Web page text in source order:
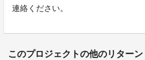
連絡ください。
このプロジェクトの他のリターン